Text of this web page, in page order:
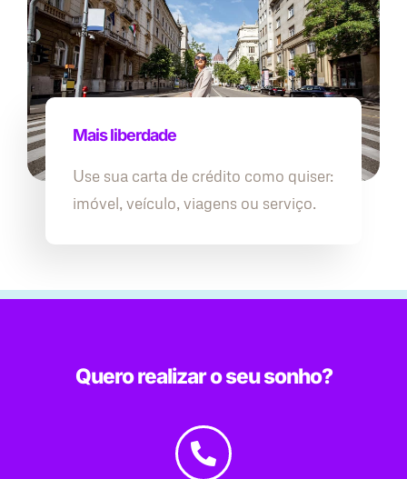
Mais liberdade
Use sua carta de crédito como quiser:
imóvel, veículo, viagens ou serviço.
Quero realizar o seu sonho?